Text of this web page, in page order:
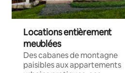
Locations entièrement
meublées
Des cabanes de montagne
paisibles aux appartements